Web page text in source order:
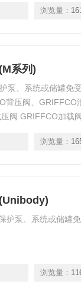
浏览量：
系列)
泵、系统或储罐免
压阀、GRIFFCO
阀 GRIFFCO加载阀
浏览量：
护泵、系统或储罐
浏览量：